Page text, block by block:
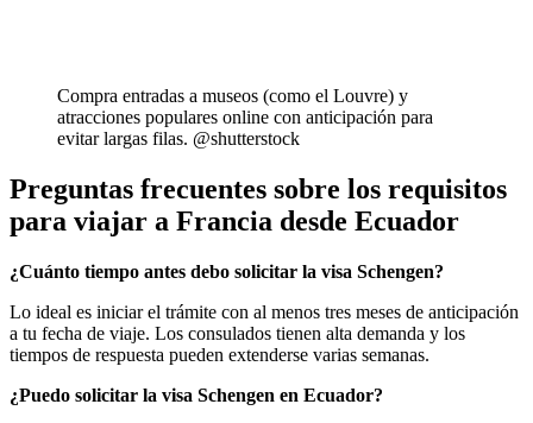
Compra entradas a museos (como el Louvre) y
atracciones populares online con anticipación para
evitar largas filas. @shutterstock
Preguntas frecuentes sobre los requisitos
para viajar a Francia desde Ecuador
¿Cuánto tiempo antes debo solicitar la visa Schengen?
Lo ideal es iniciar el trámite con al menos tres meses de anticipación
a tu fecha de viaje. Los consulados tienen alta demanda y los
tiempos de respuesta pueden extenderse varias semanas.
¿Puedo solicitar la visa Schengen en Ecuador?